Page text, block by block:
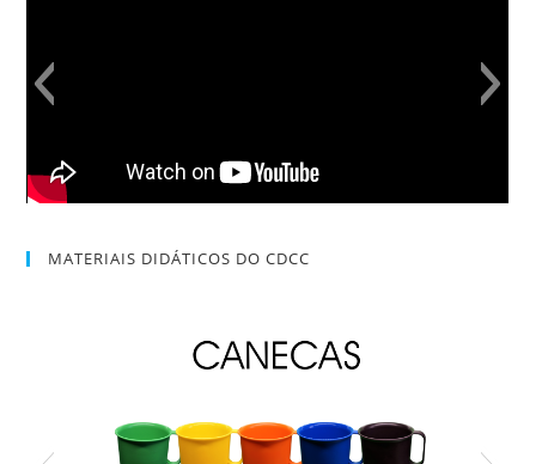
MATERIAIS DIDÁTICOS DO CDCC